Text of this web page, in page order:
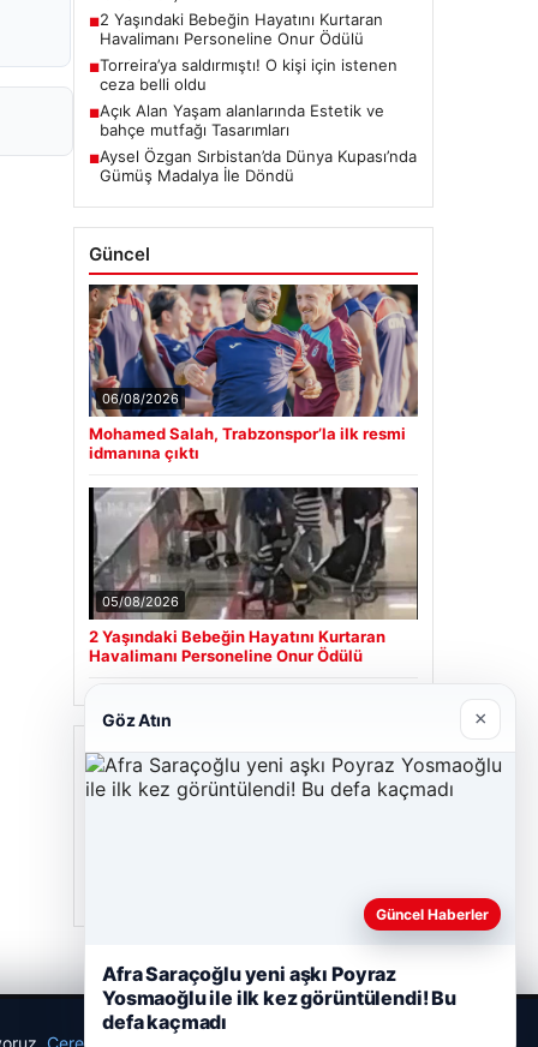
06/08/2026
Mohamed Salah, Trabzonspor’la ilk resmi
idmanına çıktı
2 Yaşındaki Bebeğin Hayatını Kurtaran
Havalimanı Personeline Onur Ödülü
Son Eklenen Firmalar
Hastaş Beton
26/05/2026
Çerez Politikamız
Göz Atın ×
Güncel Haberler
Afra Saraçoğlu yeni aşkı Poyraz
Yosmaoğlu ile ilk kez görüntülendi! Bu
defa kaçmadı